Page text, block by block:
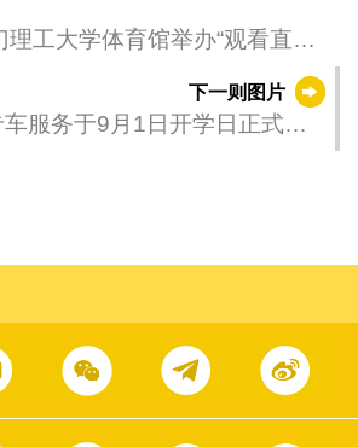
工大学体育馆举办“观看直
民抗日战争暨世界反法西斯战
会”活动。
下一则图片
服务于9月1日开学日正式推